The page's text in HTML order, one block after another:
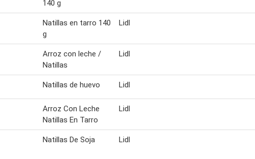
140 g
Natillas en tarro 140
g
Lidl
Arroz con leche /
Natillas
Lidl
Natillas de huevo Lidl
Arroz Con Leche
Natillas En Tarro
Lidl
Natillas De Soja Lidl